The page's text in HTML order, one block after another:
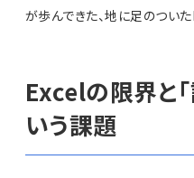
が歩んできた、地に足のつい
Excelの限界と
いう課題